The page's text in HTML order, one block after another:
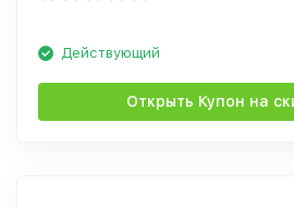
Действующий
Открыть Купон на